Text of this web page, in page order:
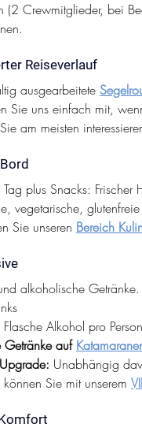
(2 Crewmitglieder, bei
Reiseverlauf
ausgearbeitete
Sie uns einfach mit,
am meisten
plus Snacks: Frischer
vegetarische,
Sie unseren Bereich
alkoholische Getränke.
Alkohol pro
Getränke auf
Unabhängig
Sie mit unserem